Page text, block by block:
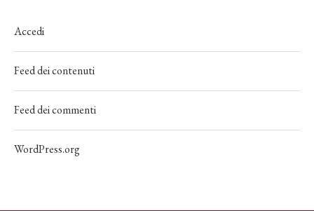
Accedi
Feed dei contenuti
Feed dei commenti
WordPress.org